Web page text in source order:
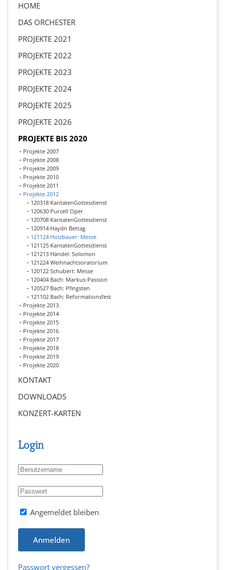
HOME
DAS ORCHESTER
PROJEKTE 2021
PROJEKTE 2022
PROJEKTE 2023
PROJEKTE 2024
PROJEKTE 2025
PROJEKTE 2026
PROJEKTE BIS 2020
Projekte 2007
Projekte 2008
Projekte 2009
Projekte 2010
Projekte 2011
Projekte 2012
120318 KantatenGottesdienst
120630 Purcell Oper
120708 KantatenGottesdienst
120914 Haydn Bettag
121124 Holzbauer: Messe
121125 KantatenGottesdienst
121213 Händel: Solomon
121224 Weihnachtsoratorium
120122 Schubert: Messe
120404 Bach: Markus-Passion
120527 Bach: Pfingsten
121102 Bach: Reformationsfest
Projekte 2013
Projekte 2014
Projekte 2015
Projekte 2016
Projekte 2017
Projekte 2018
Projekte 2019
Projekte 2020
KONTAKT
DOWNLOADS
KONZERT-KARTEN
Login
Angemeldet bleiben
Anmelden
Passwort vergessen?